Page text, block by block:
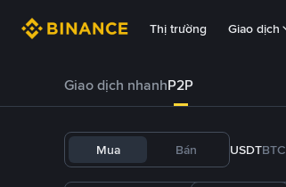
Thị trường Giao dịch
Giao dịch nhanhP2P
Mua Bán USDTBTC